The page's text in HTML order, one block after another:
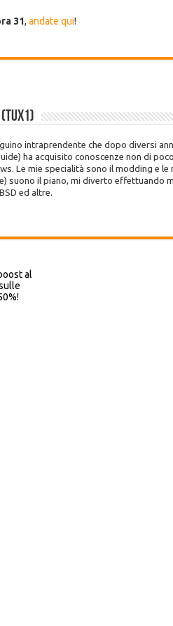
31, andate qui!
intraprendente che dopo diversi
ha acquisito conoscenze non di
Le mie specialità sono il modding e
suono il piano, mi diverto effettuando
ed altre.
al